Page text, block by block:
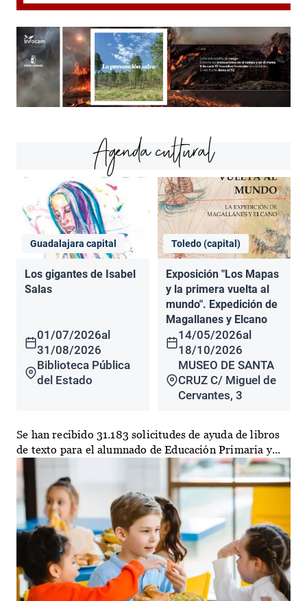
Agenda cultural
Guadalajara capital
Los gigantes de Isabel
Salas
01/07/2026al
31/08/2026
Biblioteca Pública
del Estado
Toledo (capital)
Exposición "Los Mapas
y la primera vuelta al
mundo". Expedición de
Magallanes y Elcano
14/05/2026al
18/10/2026
MUSEO DE SANTA
CRUZ C/ Miguel de
Cervantes, 3
Se han recibido 31.183 solicitudes de ayuda de libros
de texto para el alumnado de Educación Primaria y...